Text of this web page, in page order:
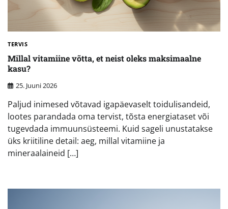
TERVIS
Millal vitamiine võtta, et neist oleks maksimaalne
kasu?
25. Juuni 2026
Paljud inimesed võtavad igapäevaselt toidulisandeid,
lootes parandada oma tervist, tõsta energiataset või
tugevdada immuunsüsteemi. Kuid sageli unustatakse
üks kriitiline detail: aeg, millal vitamiine ja
mineraalaineid […]